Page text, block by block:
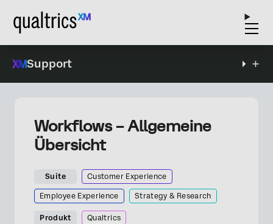
Support
Workflows – Allgemeine
Übersicht
Suite Customer Experience
Employee Experience Strategy & Research
Produkt Qualtrics